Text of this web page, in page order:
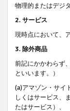
物理的またはデジ
2. サービス
現時点において、
3. 除外商品
前記にかかわらず
といいます。）
(a)アマゾン・サイ
しくはサービス、
たはサービス）、